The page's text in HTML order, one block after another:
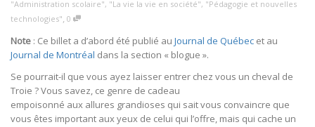
"Administration scolaire", "La vie la vie en société", "Pédagogie et nouvelles
technologies", 0
Note : Ce billet a d’abord été publié au Journal de Québec et au
Journal de Montréal dans la section « blogue ».
Se pourrait-il que vous ayez laisser entrer chez vous un cheval de
Troie ? Vous savez, ce genre de cadeau
empoisonné aux allures grandioses qui sait vous convaincre que
vous êtes important aux yeux de celui qui l’offre, mais qui cache un